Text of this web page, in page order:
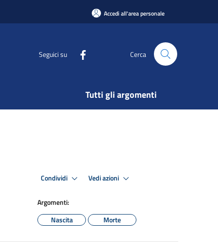
Accedi all'area personale
Seguici su Cerca
Tutti gli argomenti
Condividi Vedi azioni
Argomenti:
Nascita
Morte